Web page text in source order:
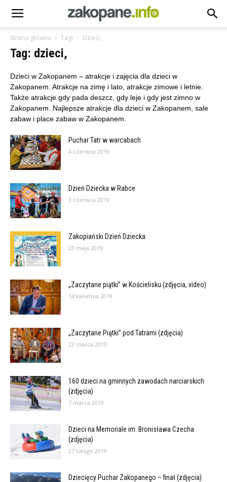
Strona główna Tagi Dzieci,
Tag: dzieci,
Dzieci w Zakopanem – atrakcje i zajęcia dla dzieci w
Zakopanem. Atrakcje na zimę i lato, atrakcje zimowe i letnie.
Także atrakcje gdy pada deszcz, gdy leje i gdy jest zimno w
Zakopanem. Najlepsze atrakcje dla dzieci w Zakopanem, sale
zabaw i place zabaw w Zakopanem.
Puchar Tatr w warcabach
4 czerwca 2019
Dzień Dziecka w Rabce
3 czerwca 2019
Zakopiański Dzień Dziecka
23 maja 2019
„Zaczytane piątki” w Kościelisku (zdjęcia, video)
14 kwietnia 2019
„Zaczytane Piątki” pod Tatrami (zdjęcia)
23 marca 2019
160 dzieci na gminnych zawodach narciarskich
(zdjęcia)
7 marca 2019
Dzieci na Memoriale im. Bronisława Czecha
(zdjęcia)
27 lutego 2019
Dziecięcy Puchar Zakopanego – finał (zdjęcia)